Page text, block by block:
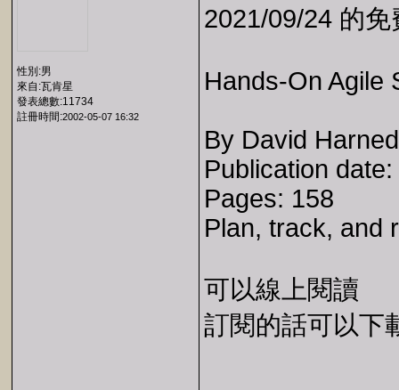
性別:男
來自:瓦肯星
發表總數:11734
註冊時間:2002-05-07 16:32
2021/09/24 的
Hands-On Agile
By David Harned
Publication
Pages: 158
Plan, track, and
可以線上閱讀
訂閱的話可以下